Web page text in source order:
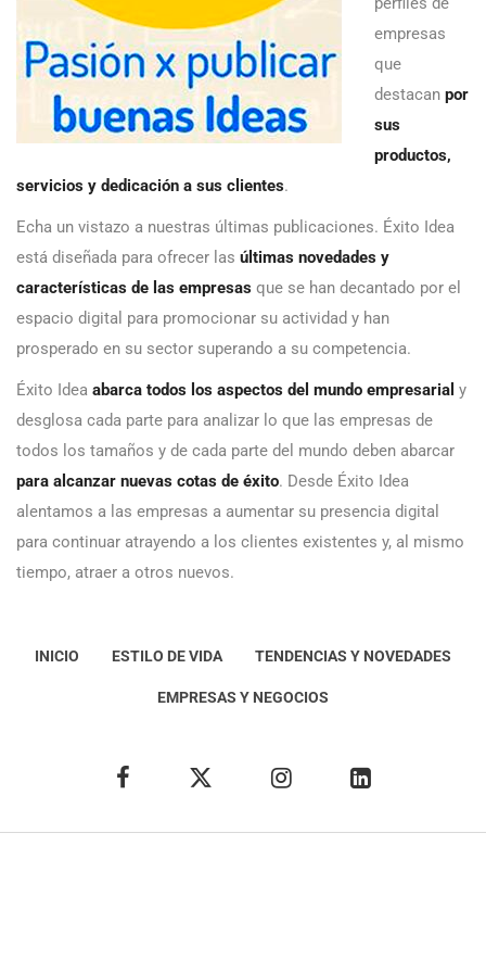
empresas
que
destacan por
sus
productos,
servicios y dedicación a sus clientes.
Echa un vistazo a nuestras últimas publicaciones. Éxito Idea
está diseñada para ofrecer las últimas novedades y
características de las empresas que se han decantado por el
espacio digital para promocionar su actividad y han
prosperado en su sector superando a su competencia.
Éxito Idea abarca todos los aspectos del mundo empresarial y
desglosa cada parte para analizar lo que las empresas de
todos los tamaños y de cada parte del mundo deben abarcar
para alcanzar nuevas cotas de éxito. Desde Éxito Idea
alentamos a las empresas a aumentar su presencia digital
para continuar atrayendo a los clientes existentes y, al mismo
tiempo, atraer a otros nuevos.
INICIO ESTILO DE VIDA TENDENCIAS Y NOVEDADES
EMPRESAS Y NEGOCIOS